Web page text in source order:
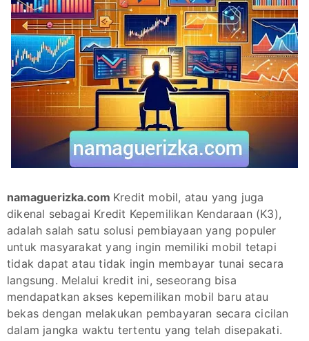
namaguerizka.com Kredit mobil, atau yang juga
dikenal sebagai Kredit Kepemilikan Kendaraan (K3),
adalah salah satu solusi pembiayaan yang populer
untuk masyarakat yang ingin memiliki mobil tetapi
tidak dapat atau tidak ingin membayar tunai secara
langsung. Melalui kredit ini, seseorang bisa
mendapatkan akses kepemilikan mobil baru atau
bekas dengan melakukan pembayaran secara cicilan
dalam jangka waktu tertentu yang telah disepakati.